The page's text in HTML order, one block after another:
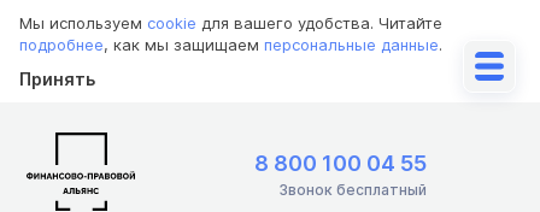
Мы используем cookie для вашего удобства. Читайте
подробнее, как мы защищаем персональные данные.
Принять
8 800 100 04 55
Звонок бесплатный